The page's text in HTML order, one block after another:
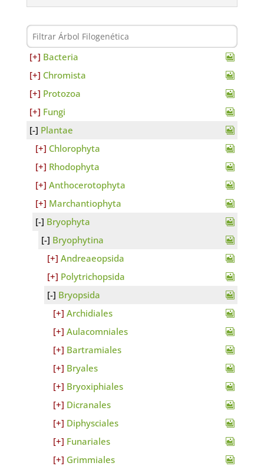
Bacteria
Chromista
Protozoa
Fungi
Plantae
Chlorophyta
Rhodophyta
Anthocerotophyta
Marchantiophyta
Bryophyta
Bryophytina
Andreaeopsida
Polytrichopsida
Bryopsida
Archidiales
Aulacomniales
Bartramiales
Bryales
Bryoxiphiales
Dicranales
Diphysciales
Funariales
Grimmiales